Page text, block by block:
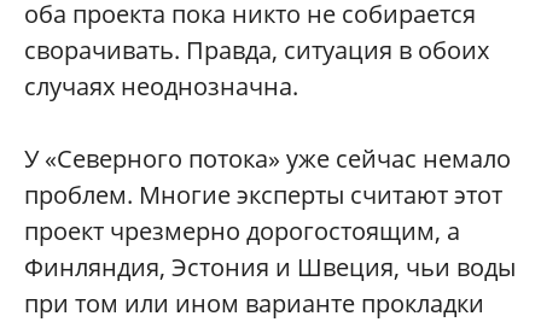
оба проекта пока никто не собирается
сворачивать. Правда, ситуация в обоих
случаях неоднозначна.
У «Северного потока» уже сейчас немало
проблем. Многие эксперты считают этот
проект чрезмерно дорогостоящим, а
Финляндия, Эстония и Швеция, чьи воды
при том или ином варианте прокладки